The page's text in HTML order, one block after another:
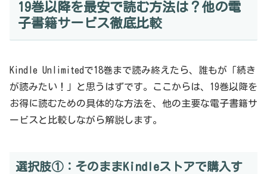
19巻以降を最安で読む方法は？他の電
子書籍サービス徹底比較
Kindle Unlimitedで18巻まで読み終えたら、誰もが「続き
が読みたい！」と思うはずです。ここからは、19巻以降を
お得に読むための具体的な方法を、他の主要な電子書籍サ
ービスと比較しながら解説します。
選択肢①：そのままKindleストアで購入す